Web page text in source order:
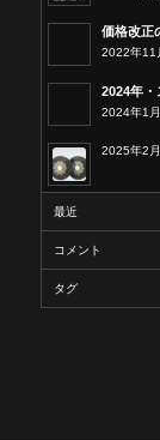
価格改正
2022年11
2024年・
2024年1
2025年2
最近
コメント
タグ